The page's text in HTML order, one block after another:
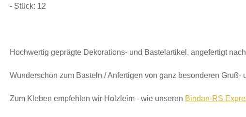
- Stück: 12
Hochwertig geprägte Dekorations- und Bastelartikel, angefertigt
Wunderschön zum Basteln / Anfertigen von ganz besonderen
Zum Kleben empfehlen wir Holzleim - wie unseren Bindan-RS